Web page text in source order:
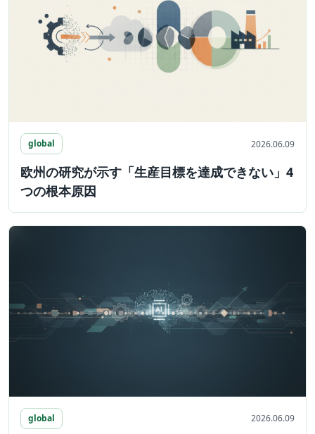
global 2026.06.09
欧州の研究が示す「生産目標を達成できない」4
つの根本原因
global 2026.06.09